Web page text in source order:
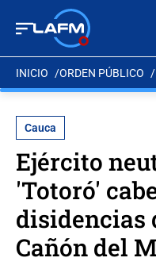
INICIO ORDEN PÚBLICO
Cauca
Ejército
'Totoró'
disidencias
Cañón del